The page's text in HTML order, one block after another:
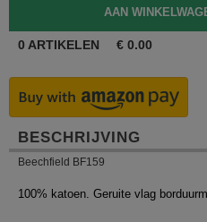
0 ARTIKELEN € 0.00
BESCHRIJVING
Beechfield BF159
100% katoen. Geruite vlag